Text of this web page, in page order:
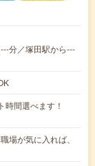
分／塚田駅から---
間選べます！
が気に入れば、